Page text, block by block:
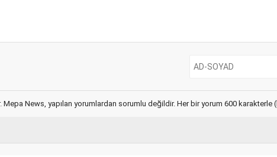
News, yapılan yorumlardan sorumlu değildir. Her bir yorum 600 karakterle